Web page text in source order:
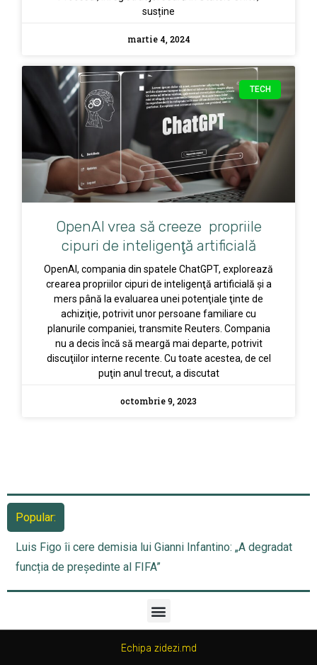
susține
martie 4, 2024
TECH
OpenAI vrea să creeze propriile
cipuri de inteligenţă artificială
OpenAI, compania din spatele ChatGPT, explorează
crearea propriilor cipuri de inteligenţă artificială şi a
mers până la evaluarea unei potenţiale ţinte de
achiziţie, potrivit unor persoane familiare cu
planurile companiei, transmite Reuters. Compania
nu a decis încă să meargă mai departe, potrivit
discuţiilor interne recente. Cu toate acestea, de cel
puţin anul trecut, a discutat
octombrie 9, 2023
Popular:
Premierul Ungariei: Centrala nucleară
fi repornită în curând, pe fondul
Echipa zidezi.md